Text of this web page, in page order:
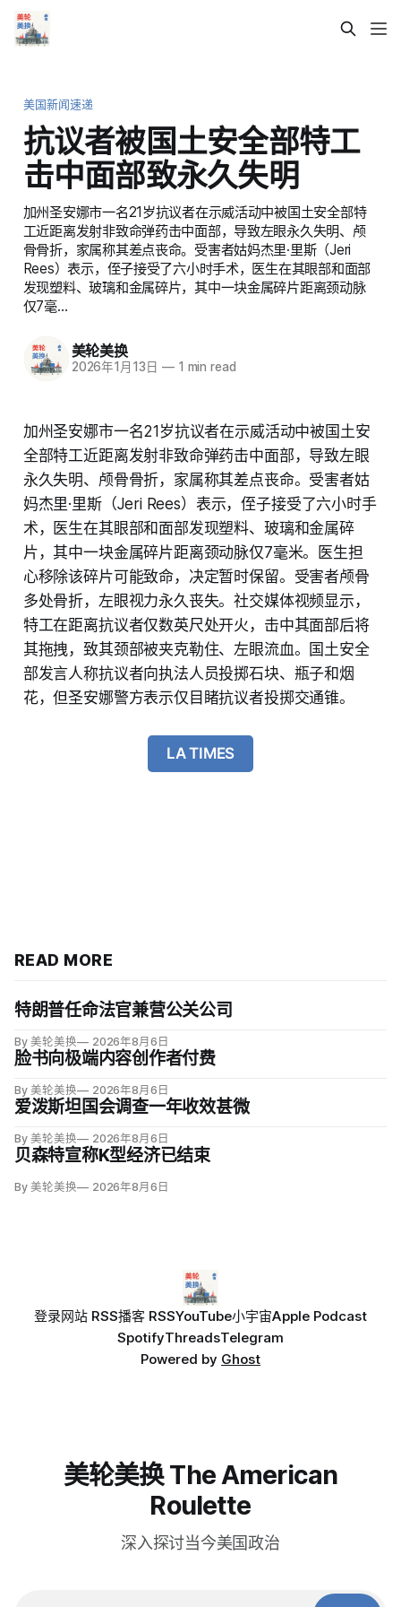
美国新闻速递
抗议者被国土安全部特工
击中面部致永久失明
加州圣安娜市一名21岁抗议者在示威活动中被国土安全部特
工近距离发射非致命弹药击中面部，导致左眼永久失明、颅
骨骨折，家属称其差点丧命。受害者姑妈杰里·里斯（Jeri
Rees）表示，侄子接受了六小时手术，医生在其眼部和面部
发现塑料、玻璃和金属碎片，其中一块金属碎片距离颈动脉
仅7毫…
美轮美换
2026年1月13日 —1 min read
加州圣安娜市一名21岁抗议者在示威活动中被国土安
全部特工近距离发射非致命弹药击中面部，导致左眼
永久失明、颅骨骨折，家属称其差点丧命。受害者姑
妈杰里·里斯（Jeri Rees）表示，侄子接受了六小时手
术，医生在其眼部和面部发现塑料、玻璃和金属碎
片，其中一块金属碎片距离颈动脉仅7毫米。医生担
心移除该碎片可能致命，决定暂时保留。受害者颅骨
多处骨折，左眼视力永久丧失。社交媒体视频显示，
特工在距离抗议者仅数英尺处开火，击中其面部后将
其拖拽，致其颈部被夹克勒住、左眼流血。国土安全
部发言人称抗议者向执法人员投掷石块、瓶子和烟
花，但圣安娜警方表示仅目睹抗议者投掷交通锥。
LA TIMES
READ MORE
特朗普任命法官兼营公关公司
By 美轮美换 2026年8月6日
脸书向极端内容创作者付费
By 美轮美换 2026年8月6日
爱泼斯坦国会调查一年收效甚微
By 美轮美换 2026年8月6日
贝森特宣称K型经济已结束
By 美轮美换 2026年8月6日
登录网站 RSS播客 RSSYouTube小宇宙Apple Podcast
SpotifyThreadsTelegram
Powered by Ghost
美轮美换 The American
Roulette
深入探讨当今美国政治